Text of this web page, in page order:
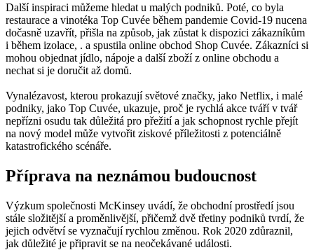
Další inspiraci můžeme hledat u malých podniků. Poté, co byla
restaurace a vinotéka Top Cuvée během pandemie Covid-19 nucena
dočasně uzavřít, přišla na způsob, jak zůstat k dispozici zákazníkům
i během izolace, . a spustila online obchod Shop Cuvée. Zákazníci si
mohou objednat jídlo, nápoje a další zboží z online obchodu a
nechat si je doručit až domů.
Vynalézavost, kterou prokazují světové značky, jako Netflix, i malé
podniky, jako Top Cuvée, ukazuje, proč je rychlá akce tváří v tvář
nepřízni osudu tak důležitá pro přežití a jak schopnost rychle přejít
na nový model může vytvořit ziskové příležitosti z potenciálně
katastrofického scénáře.
Příprava na neznámou budoucnost
Výzkum společnosti McKinsey uvádí, že obchodní prostředí jsou
stále složitější a proměnlivější, přičemž dvě třetiny podniků tvrdí, že
jejich odvětví se vyznačují rychlou změnou. Rok 2020 zdůraznil,
jak důležité je připravit se na neočekávané události.